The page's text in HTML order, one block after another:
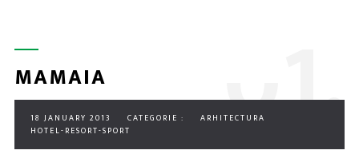
MAMAIA
18 JANUARY 2013 CATEGORIE :
ARHITECTURA
HOTEL-RESORT-SPORT
01.